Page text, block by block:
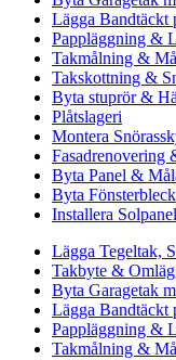
Lägga Bandtäckt
Pappläggning &
Takmålning &
Takskottning &
Byta stuprör &
Plåtslageri
Montera
Fasadrenovering
Byta Panel &
Byta Fönsterbleck
Installera
Lägga Tegeltak,
Takbyte &
Byta Garagetak
Lägga Bandtäckt
Pappläggning &
Takmålning &